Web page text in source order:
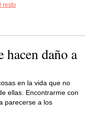
resto
hacen daño a
en la vida que no
ellas. Encontrarme con
parecerse a los